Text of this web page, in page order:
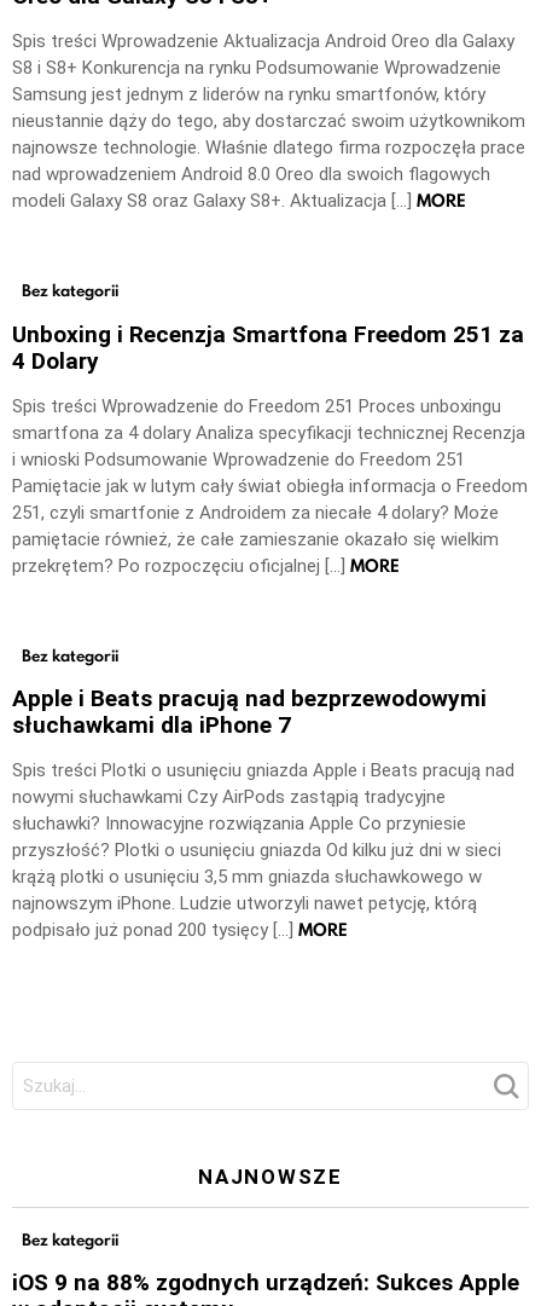
Spis treści Wprowadzenie Aktualizacja Android Oreo dla Galaxy
S8 i S8+ Konkurencja na rynku Podsumowanie Wprowadzenie
Samsung jest jednym z liderów na rynku smartfonów, który
nieustannie dąży do tego, aby dostarczać swoim użytkownikom
najnowsze technologie. Właśnie dlatego firma rozpoczęła prace
nad wprowadzeniem Android 8.0 Oreo dla swoich flagowych
modeli Galaxy S8 oraz Galaxy S8+. Aktualizacja […] MORE
Bez kategorii
Unboxing i Recenzja Smartfona Freedom 251 za
4 Dolary
Spis treści Wprowadzenie do Freedom 251 Proces unboxingu
smartfona za 4 dolary Analiza specyfikacji technicznej Recenzja
i wnioski Podsumowanie Wprowadzenie do Freedom 251
Pamiętacie jak w lutym cały świat obiegła informacja o Freedom
251, czyli smartfonie z Androidem za niecałe 4 dolary? Może
pamiętacie również, że całe zamieszanie okazało się wielkim
przekrętem? Po rozpoczęciu oficjalnej […] MORE
Bez kategorii
Apple i Beats pracują nad bezprzewodowymi
słuchawkami dla iPhone 7
Spis treści Plotki o usunięciu gniazda Apple i Beats pracują nad
nowymi słuchawkami Czy AirPods zastąpią tradycyjne
słuchawki? Innowacyjne rozwiązania Apple Co przyniesie
przyszłość? Plotki o usunięciu gniazda Od kilku już dni w sieci
krążą plotki o usunięciu 3,5 mm gniazda słuchawkowego w
najnowszym iPhone. Ludzie utworzyli nawet petycję, którą
podpisało już ponad 200 tysięcy […] MORE
Szukaj:
NAJNOWSZE
Bez kategorii
iOS 9 na 88% zgodnych urządzeń: Sukces Apple